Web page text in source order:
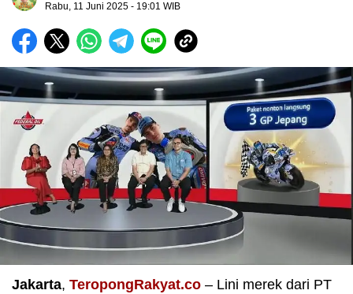
Rabu, 11 Juni 2025 - 19:01 WIB
Jakarta, TeropongRakyat.co – Lini merek dari PT